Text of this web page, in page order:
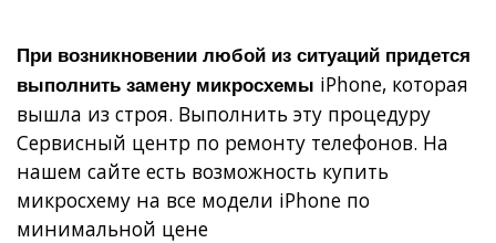
При возникновении любой из ситуаций придется
выполнить замену микросхемы iPhone, которая
вышла из строя. Выполнить эту процедуру
Сервисный центр по ремонту телефонов. На
нашем сайте есть возможность купить
микросхему на все модели iPhone по
минимальной цене